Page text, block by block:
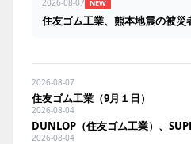
2026-08-07 NEW
住友ゴム工業、熊本地震の被災
2026-08-07
住友ゴム工業（9月１日）
2026-08-04
2026-08-04